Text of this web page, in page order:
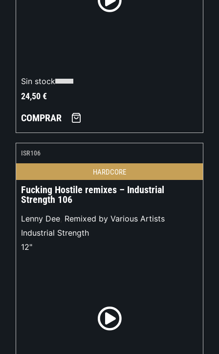
Sin stock
24,50€
COMPRAR
ISR106
HARDCORE
Fucking Hostile remixes – Industrial
Strength 106
Lenny Dee, Remixed by Various Artists
Industrial Strength
12"